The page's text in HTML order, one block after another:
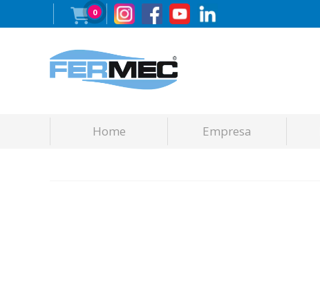
0
Home Empresa